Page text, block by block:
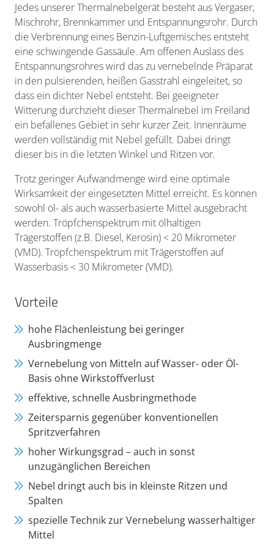
Jedes unserer Thermalnebelgerät besteht aus Vergaser,
Mischrohr, Brennkammer und Entspannungsrohr. Durch
die Verbrennung eines Benzin-Luftgemisches entsteht
eine schwingende Gassäule. Am offenen Auslass des
Entspannungsrohres wird das zu vernebelnde Präparat
in den pulsierenden, heißen Gasstrahl eingeleitet, so
dass ein dichter Nebel entsteht. Bei geeigneter
Witterung durchzieht dieser Thermalnebel im Freiland
ein befallenes Gebiet in sehr kurzer Zeit. Innenräume
werden vollständig mit Nebel gefüllt. Dabei dringt
dieser bis in die letzten Winkel und Ritzen vor.
Trotz geringer Aufwandmenge wird eine optimale
Wirksamkeit der eingesetzten Mittel erreicht. Es können
sowohl öl- als auch wasserbasierte Mittel ausgebracht
werden. Tröpfchenspektrum mit ölhaltigen
Trägerstoffen (z.B. Diesel, Kerosin) < 20 Mikrometer
(VMD). Tröpfchenspektrum mit Trägerstoffen auf
Wasserbasis < 30 Mikrometer (VMD).
Vorteile
hohe Flächenleistung bei geringer
Ausbringmenge
Vernebelung von Mitteln auf Wasser- oder Öl-
Basis ohne Wirkstoffverlust
effektive, schnelle Ausbringmethode
Zeitersparnis gegenüber konventionellen
Spritzverfahren
hoher Wirkungsgrad – auch in sonst
unzugänglichen Bereichen
Nebel dringt auch bis in kleinste Ritzen und
Spalten
spezielle Technik zur Vernebelung wasserhaltiger
Mittel